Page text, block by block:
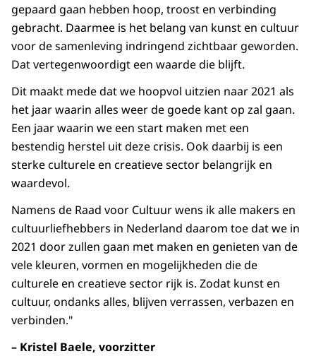
gepaard gaan hebben hoop, troost en verbinding
gebracht. Daarmee is het belang van kunst en cultuur
voor de samenleving indringend zichtbaar geworden.
Dat vertegenwoordigt een waarde die blijft.
Dit maakt mede dat we hoopvol uitzien naar 2021 als
het jaar waarin alles weer de goede kant op zal gaan.
Een jaar waarin we een start maken met een
bestendig herstel uit deze crisis. Ook daarbij is een
sterke culturele en creatieve sector belangrijk en
waardevol.
Namens de Raad voor Cultuur wens ik alle makers en
cultuurliefhebbers in Nederland daarom toe dat we in
2021 door zullen gaan met maken en genieten van de
vele kleuren, vormen en mogelijkheden die de
culturele en creatieve sector rijk is. Zodat kunst en
cultuur, ondanks alles, blijven verrassen, verbazen en
verbinden."
– Kristel Baele, voorzitter